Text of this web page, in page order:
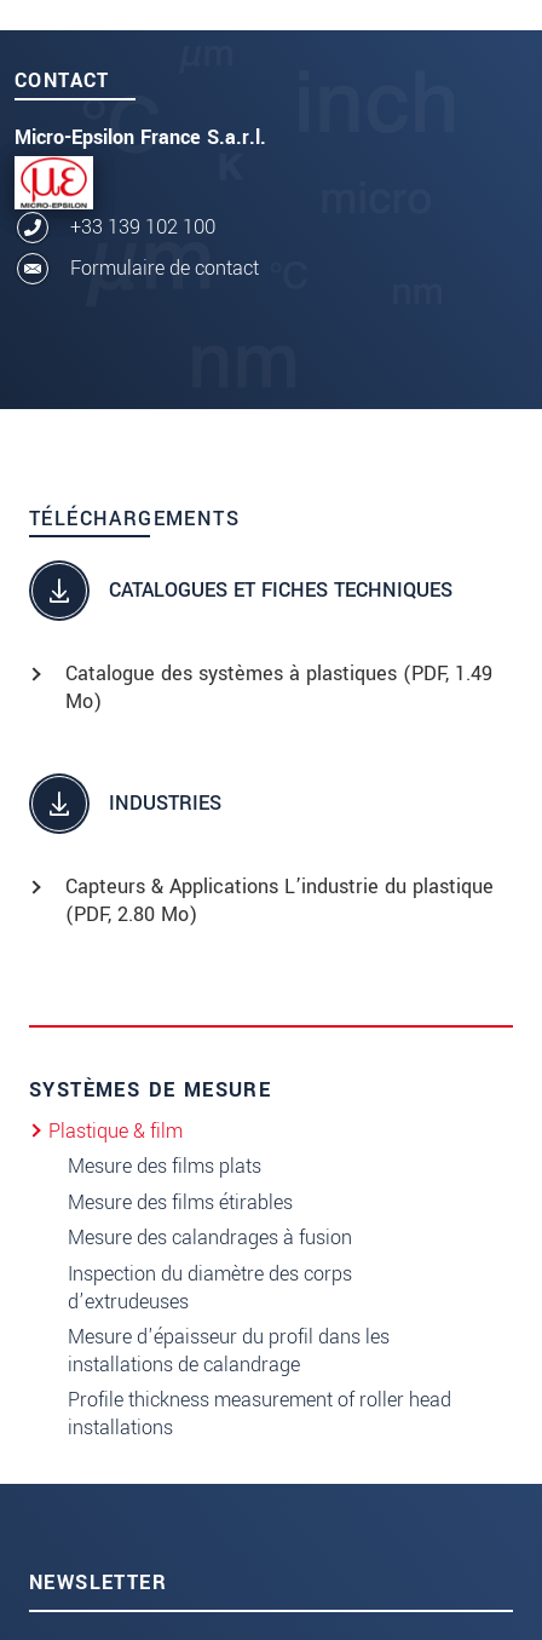
CONTACT
Micro-Epsilon France S.a.r.l.
+33 139 102 100
Formulaire de contact
TÉLÉCHARGEMENTS
CATALOGUES ET FICHES TECHNIQUES
Catalogue des systèmes à plastiques (PDF, 1.49
Mo)
INDUSTRIES
Capteurs & Applications L’industrie du plastique
(PDF, 2.80 Mo)
SYSTÈMES DE MESURE
Plastique & film
Mesure des films plats
Mesure des films étirables
Mesure des calandrages à fusion
Inspection du diamètre des corps
d’extrudeuses
Mesure d'épaisseur du profil dans les
installations de calandrage
Profile thickness measurement of roller head
installations
NEWSLETTER